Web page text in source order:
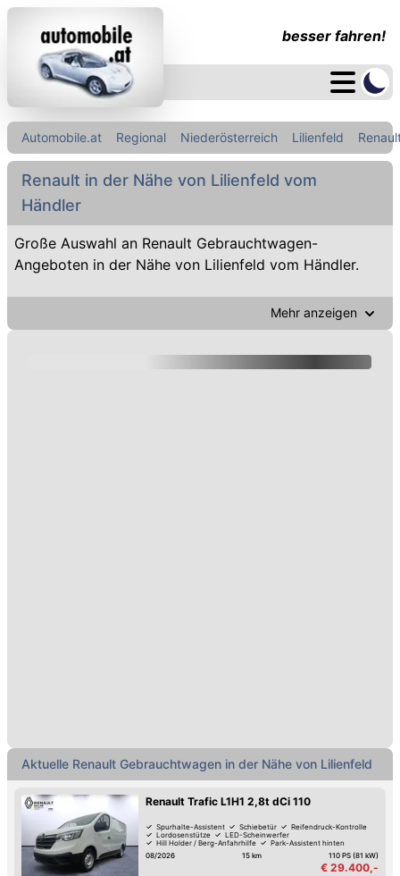
besser fahren!
Automobile.at Regional Niederösterreich Lilienfeld
Renault in der Nähe von Lilienfeld vom
Händler
Große Auswahl an Renault Gebrauchtwagen-
Angeboten in der Nähe von Lilienfeld vom Händler.
Mehr anzeigen
Aktuelle Renault Gebrauchtwagen in der Nähe von Lilienfeld
Renault Trafic L1H1 2,8t dCi 110
Spurhalte-Assistent Schiebetür
Reifendruck-Kontrolle
Lordosenstütze
LED-Scheinwerfer
Hill Holder / Berg-Anfahrhilfe
Park-Assistent hinten
Tag-Fahrlicht
08/2026 15 km 110 PS (81 kW)
€ 29.400,-